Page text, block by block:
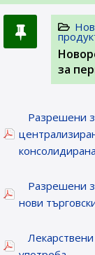
за
Разрешени
Разрешени
нови